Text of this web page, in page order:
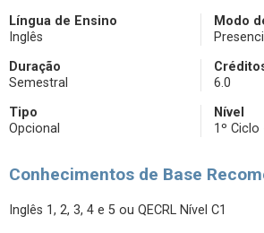
Língua de Ensino
Inglês
Modo
Duração
Semestral
6.0
Tipo
Opcional
Nível
1º
Conhecimentos de Base
Inglês 1, 2, 3, 4 e 5 ou QECRL Nível C1